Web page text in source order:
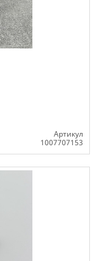
Артикул
1007707153